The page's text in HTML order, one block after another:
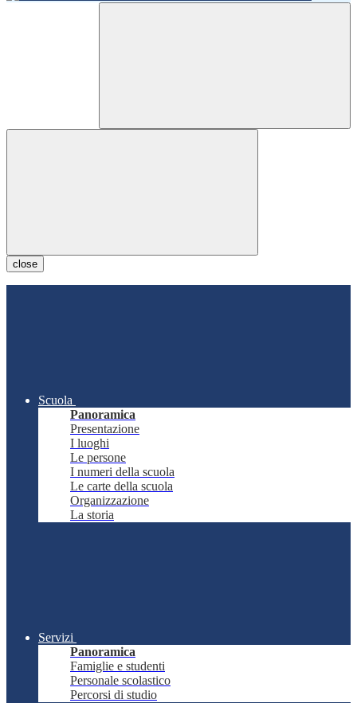
close
Scuola
Panoramica
Presentazione
I luoghi
Le persone
I numeri della scuola
Le carte della scuola
Organizzazione
La storia
Servizi
Panoramica
Famiglie e studenti
Personale scolastico
Percorsi di studio